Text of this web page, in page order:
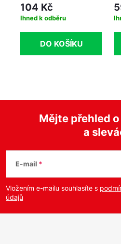
104 Kč
Ihned k odběru
DO KOŠÍKU
p
a
Mějte přehled
a
E-mail
Vložením e-mailu souhlasíte s
údajů